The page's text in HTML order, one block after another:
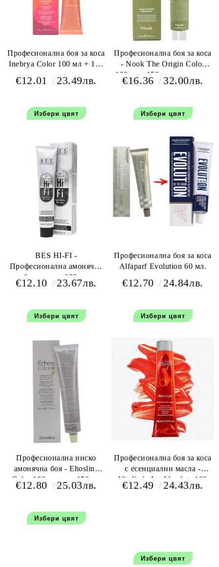
Професионална боя за коса
Inebrya Color 100 мл + 150
€12.01 23.49лв.
Избери цвят
Професионална боя за коса
- Nook The Origin Color
100 мл +150 мл окислител
€16.36 32.00лв.
Избери цвят
BES HI-FI -
Професионална амонячна
боя за коса 100 мл
€12.10 23.67лв.
Избери цвят
Професионална боя за коса
Alfaparf Evolution 60 мл.
€12.70 24.84лв.
Избери цвят
Професионална ниско
амонячна боя - Ehosline
Color 100 мл+oxy 150 мл
€12.80 25.03лв.
Избери цвят
Професионална боя за коса
с есенциални масла -
Vitality's Art Absolute 100
мл+150 мл оксидант
€12.49 24.43лв.
Избери цвят